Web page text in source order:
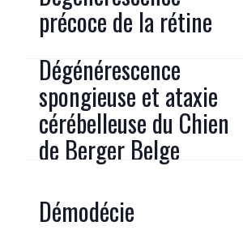
précoce de la rétine
Dégénérescence
spongieuse et ataxie
cérébelleuse du Chien
de Berger Belge
Démodécie